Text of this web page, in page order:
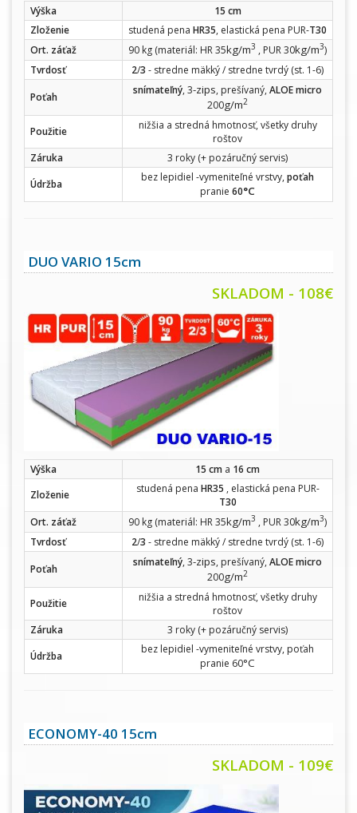
Výška
15 cm
Zloženie
studená pena HR35, elastická pena PUR-T30
Ort. záťaž
90 kg (materiál: HR 35kg/m3 , PUR 30kg/m3)
Tvrdosť
2/3 - stredne mäkký / stredne tvrdý (st. 1-6)
Poťah
snímateľný, 3-zips, prešívaný, ALOE micro
200g/m2
Použitie
nižšia a stredná hmotnosť, všetky druhy
roštov
Záruka
3 roky (+ pozáručný servis)
Údržba
bez lepidiel -vymeniteľné vrstvy, poťah
pranie 60°C
DUO VARIO 15cm
SKLADOM - 108€
Výška 15 cm a 16 cm
Zloženie
studená pena HR35 , elastická pena PUR-
T30
Ort. záťaž
90 kg (materiál: HR 35kg/m3 , PUR 30kg/m3)
Tvrdosť
2/3 - stredne mäkký / stredne tvrdý (st. 1-6)
Poťah
snímateľný, 3-zips, prešívaný, ALOE micro
200g/m2
Použitie
nižšia a stredná hmotnosť, všetky druhy
roštov
Záruka
3 roky (+ pozáručný servis)
Údržba
bez lepidiel -vymeniteľné vrstvy, poťah
pranie 60°C
ECONOMY-40 15cm
SKLADOM - 109€